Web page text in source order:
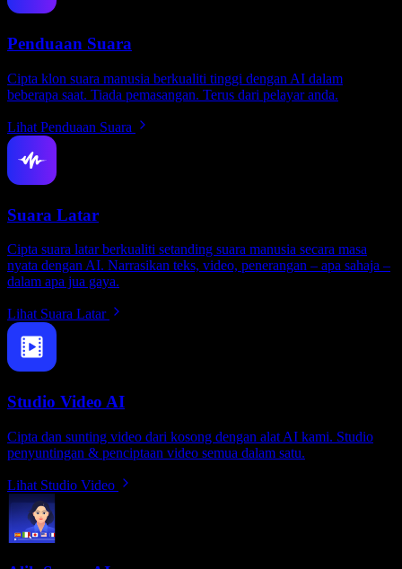
Penduaan Suara
Cipta klon suara manusia berkualiti tinggi dengan AI dalam
beberapa saat. Tiada pemasangan. Terus dari pelayar anda.
Lihat Penduaan Suara
Suara Latar
Cipta suara latar berkualiti setanding suara manusia secara masa
nyata dengan AI. Narrasikan teks, video, penerangan – apa sahaja –
dalam apa jua gaya.
Lihat Suara Latar
Studio Video AI
Cipta dan sunting video dari kosong dengan alat AI kami. Studio
penyuntingan & penciptaan video semua dalam satu.
Lihat Studio Video